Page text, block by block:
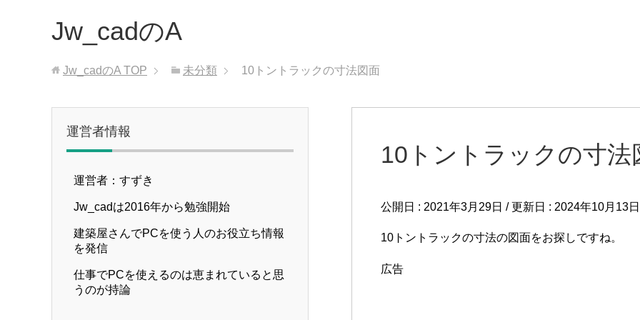
Jw_cadのA
Jw_cadのA TOP 未分類 10トントラックの寸法図面
10トントラックの寸法
公開日 : 2021年3月29日 / 更新日 : 2024年10月13日
10トントラックの寸法の図面をお探しですね。
広告
運営者情報
運営者：すずき
Jw_cadは2016年から勉強開始
建築屋さんでPCを使う人のお役立ち情報
を発信
仕事でPCを使えるのは恵まれていると思
うのが持論